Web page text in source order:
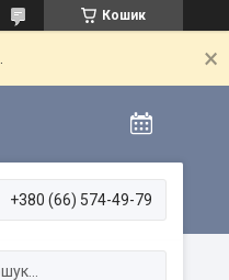
Кошик
+380 (66) 574-49-79